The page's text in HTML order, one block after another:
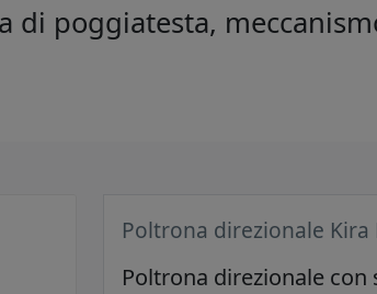
di poggiatesta,
Poltrona direzionale Kira
Poltrona direzionale con